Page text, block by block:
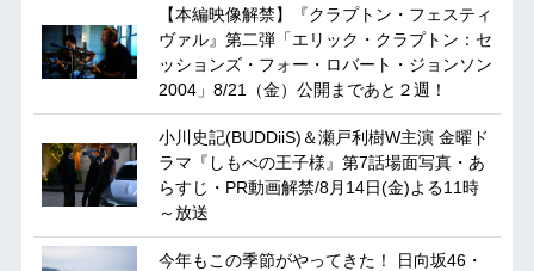
【本編映像解禁】『クラプトン・フェスティ
ヴァル』第二弾「エリック・クラプトン：セ
ッションズ・フォー・ロバート・ジョンソン
2004」8/21（金）公開まであと２週！
小川史記(BUDDiiS)＆瀬戸利樹W主演 金曜ド
ラマ『しもべの王子様』第7話場面写真・あ
らすじ・PR動画解禁/8月14日(金)よる11時
～放送
今年もこの季節がやってきた！ 日向坂46・